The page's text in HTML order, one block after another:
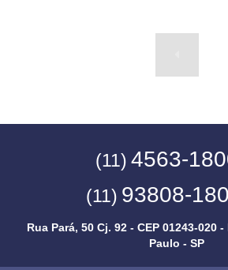
(11) 4563-
(11) 93808-
Rua Pará, 50 Cj. 92 - CEP 01243-020
Paulo - SP